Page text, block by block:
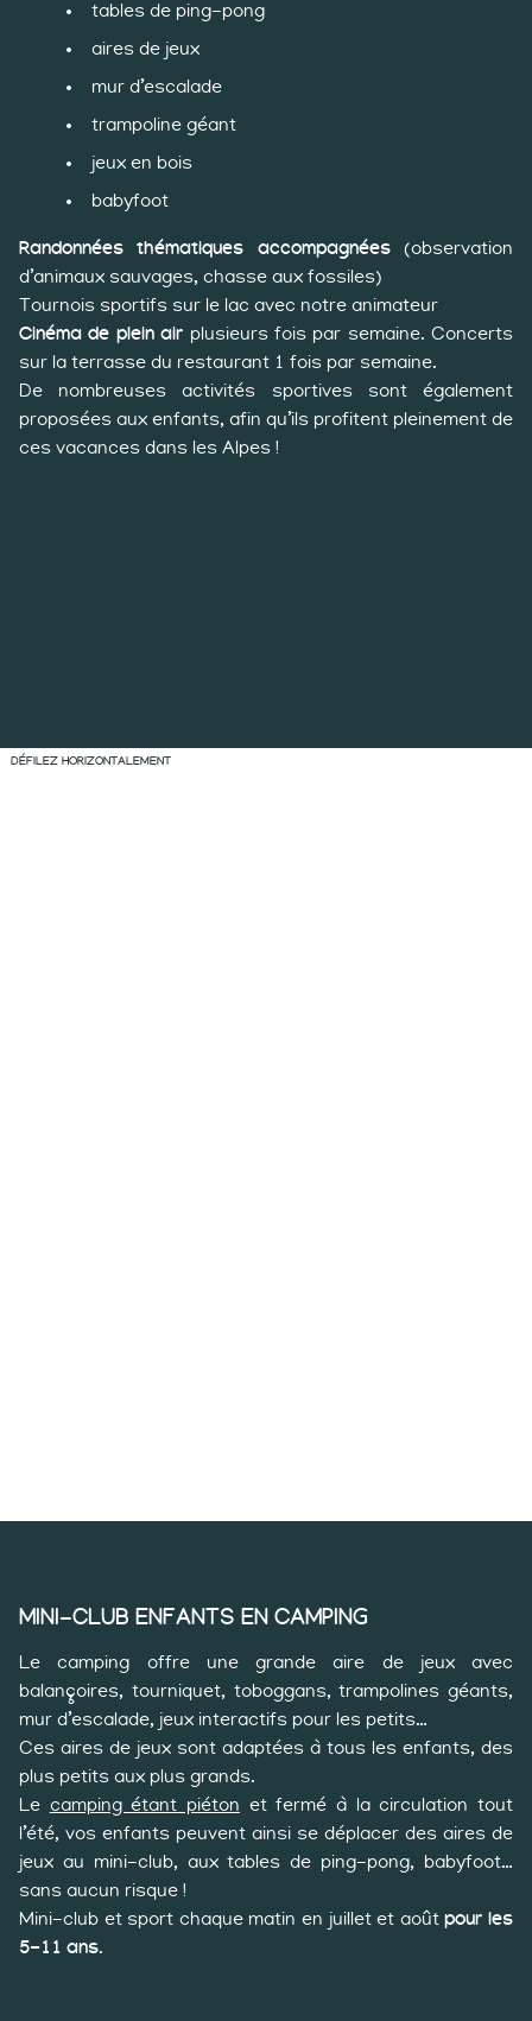
tables de ping-pong
aires de jeux
mur d’escalade
trampoline géant
jeux en bois
babyfoot
Randonnées thématiques accompagnées(observation
d’animaux sauvages, chasse aux fossiles)
Tournois sportifs sur le lac avec notre animateur
Cinéma de plein air plusieurs fois par semaine. Concerts
sur la terrasse du restaurant 1 fois par semaine.
De nombreuses activités sportives sont également
proposées aux enfants, afin qu’ils profitent pleinement de
ces vacances dans les Alpes !
DÉFILEZ HORIZONTALEMENT
MINI-CLUB ENFANTS EN CAMPING
Le camping offre une grande aire de jeux avec
balançoires, tourniquet, toboggans, trampolines géants,
mur d’escalade, jeux interactifs pour les petits…
Ces aires de jeux sont adaptées à tous les enfants, des
plus petits aux plus grands.
Le camping étant piéton et fermé à la circulation tout
l’été, vos enfants peuvent ainsi se déplacer des aires de
jeux au mini-club, aux tables de ping-pong, babyfoot…
sans aucun risque !
Mini-club et sport chaque matin en juillet et aoûtpour les
5-11 ans.